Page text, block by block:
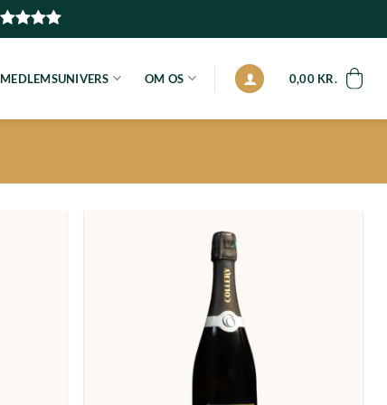
MEDLEMSUNIVERS OM OS 0,00 KR.